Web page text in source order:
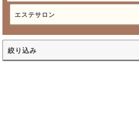
エステサロン
絞り込み